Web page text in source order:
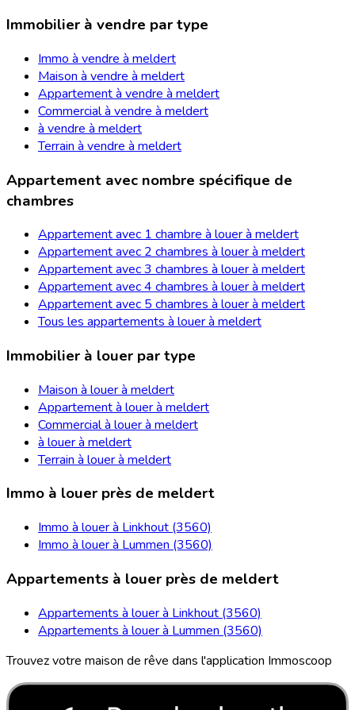
Immobilier à vendre par type
Immo à vendre à meldert
Maison à vendre à meldert
Appartement à vendre à meldert
Commercial à vendre à meldert
à vendre à meldert
Terrain à vendre à meldert
Appartement avec nombre spécifique de
chambres
Appartement avec 1 chambre à louer à meldert
Appartement avec 2 chambres à louer à meldert
Appartement avec 3 chambres à louer à meldert
Appartement avec 4 chambres à louer à meldert
Appartement avec 5 chambres à louer à meldert
Tous les appartements à louer à meldert
Immobilier à louer par type
Maison à louer à meldert
Appartement à louer à meldert
Commercial à louer à meldert
à louer à meldert
Terrain à louer à meldert
Immo à louer près de meldert
Immo à louer à Linkhout (3560)
Immo à louer à Lummen (3560)
Appartements à louer près de meldert
Appartements à louer à Linkhout (3560)
Appartements à louer à Lummen (3560)
Trouvez votre maison de rêve dans l'application Immoscoop